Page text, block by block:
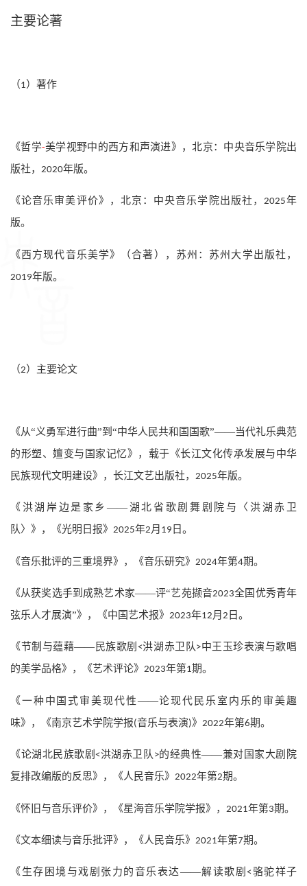
主要论著
（1）著作
《哲学-美学视野中的西方和声演进》，北京：中央音乐学院出
版社， 2020年版。
《论音乐审美评价》，北京：中央音乐学院出版社， 2025年
版。
《西方现代音乐美学》（合著），苏州：苏州大学出版社，
2019年版。
（2 ）主要论文
《从“义勇军进行曲”到“中华人民共和国国歌”——当代礼乐典范
的形塑、嬗变与国家记忆》，载于《长江文化传承发展与中华
民族现代文明建设》，长江文艺出版社， 2025年版。
《洪湖岸边是家乡——湖北省歌剧舞剧院与〈洪湖赤卫
队〉》，《光明日报》 2025年2 月 19 日。
《音乐批评的三重境界》，《音乐研究》 2024年第4期。
《从获奖选手到成熟艺术家——评“艺苑撷音2023全国优秀青年
弦乐人才展演”》，《中国艺术报》 2023年12 月 2 日。
《节制与蕴藉——民族歌剧 <洪湖赤卫队>中王玉珍表演与歌唱
的美学品格》，《艺术评论》 2023年第1期。
《一种中国式审美现代性——论现代民乐室内乐的审美趣
味》，《南京艺术学院学报(音乐与表演)》 2022年第6期。
《论湖北民族歌剧<洪湖赤卫队 >的经典性——兼对国家大剧院
复排改编版的反思》，《人民音乐》 2022年第2期。
《怀旧与音乐评价》，《星海音乐学院学报》， 2021年第3期。
《文本细读与音乐批评》，《人民音乐》 2021年第7期。
《生存困境与戏剧张力的音乐表达——解读歌剧 <骆驼祥子